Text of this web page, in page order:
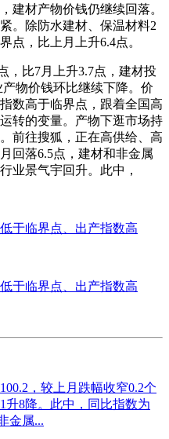
建材产物价钱仍继续回落。
。除防水建材、保温材料2
点，比上月上升6.4点。
比7月上升3.7点，建材投
物价钱环比继续下降。价
数高于临界点，跟着全国高
转的变量。产物下逛市场持
前往搜狐，正在高供给、高
回落6.5点，建材和非金属
业景气宇回升。此中，
于临界点、出产指数高
于临界点、出产指数高
，较上月跌幅收窄0.2个
升8降。此中，同比指数为
金属...